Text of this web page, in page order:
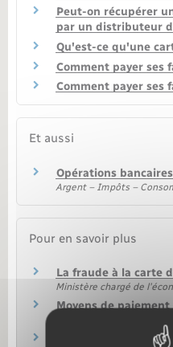
Peut-on récupérer
par un distributeur
Qu'est-ce qu'une
Comment payer ses
Comment payer ses
Et aussi
Opérations bancaires
Argent – Impôts –
Pour en savoir plus
La fraude à la carte
Ministère chargé de
Moyens de paiement
Utilisation d'une